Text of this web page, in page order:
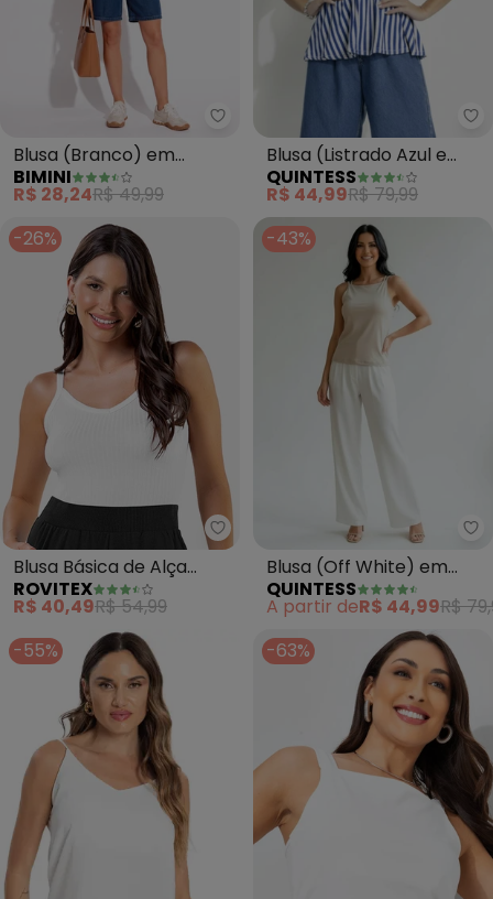
Bimini - Blusa (Branco) em
Blusa (Branco) em
Poliviscose
BIMINI
R$ 28,24R$ 49,99
Blusa (Listrado Azul e
Branco) em Canelado
QUINTESS
R$ 44,99R$ 79,99
-26%
Rovitex - Blusa Básica de Alça
Blusa Básica de Alça
Feminina (Branco)
ROVITEX
R$ 40,49R$ 54,99
-43%
Blusa (Off White) em
Viscose com Elastano
QUINTESS
A partir deR$ 44,99R$
-55%
-63%